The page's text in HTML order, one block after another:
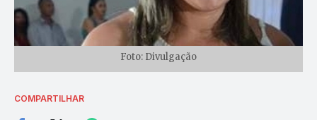
Foto: Divulgação
COMPARTILHAR